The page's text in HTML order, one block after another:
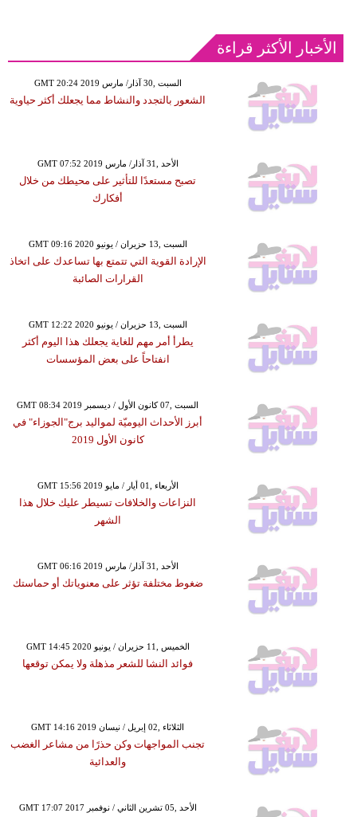
الأخبار الأكثر قراءة
GMT 20:24 2019 السبت ,30 آذار/ مارس
الشعور بالتجدد والنشاط مما يجعلك أكثر حياوية
GMT 07:52 2019 الأحد ,31 آذار/ مارس
تصبح مستعدًا للتأثير على محيطك من خلال
أفكارك
GMT 09:16 2020 السبت ,13 حزيران / يونيو
الإرادة القوية التي تتمتع بها تساعدك على اتخاذ
القرارات الصائبة
GMT 12:22 2020 السبت ,13 حزيران / يونيو
يطرأ أمر مهم للغاية يجعلك هذا اليوم أكثر
انفتاحاً على بعض المؤسسات
GMT 08:34 2019 السبت ,07 كانون الأول / ديسمبر
أبرز الأحداث اليوميّة لمواليد برج"الجوزاء" في
كانون الأول 2019
GMT 15:56 2019 الأربعاء ,01 أيار / مايو
النزاعات والخلافات تسيطر عليك خلال هذا
الشهر
GMT 06:16 2019 الأحد ,31 آذار/ مارس
ضغوط مختلفة تؤثر على معنوياتك أو حماستك
GMT 14:45 2020 الخميس ,11 حزيران / يونيو
فوائد النشا للشعر مذهلة ولا يمكن توقعها
GMT 14:16 2019 الثلاثاء ,02 إبريل / نيسان
تجنب المواجهات وكن حذرًا من مشاعر الغضب
والعدائية
GMT 17:07 2017 الأحد ,05 تشرين الثاني / نوفمبر